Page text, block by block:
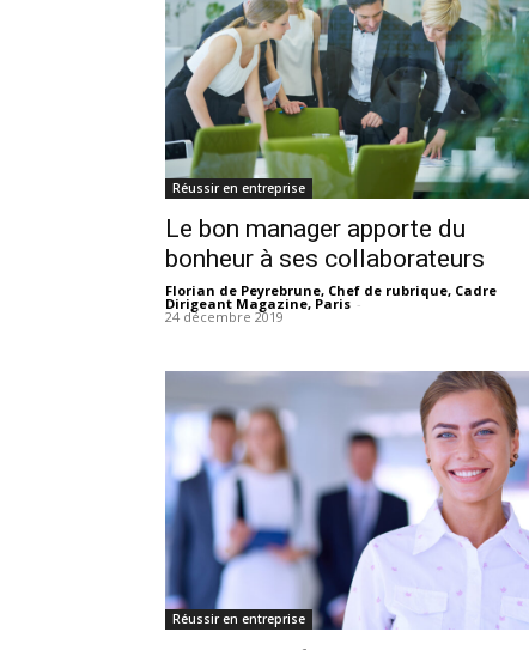
Réussir en entreprise
Le bon manager apporte du
bonheur à ses collaborateurs
Florian de Peyrebrune, Chef de rubrique, Cadre
Dirigeant Magazine, Paris -
24 décembre 2019
Réussir en entreprise